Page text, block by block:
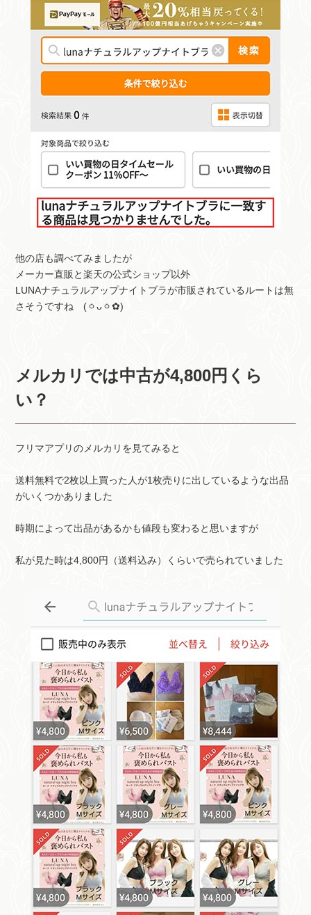
他の店も調べてみましたが
メーカー直販と楽天の公式ショップ以外
LUNAナチュラルアップナイトブラが市販されているルートは無
さそうですね (ㆁᴗㆁ✿)
メルカリでは中古が4,800円くら
い？
フリマアプリのメルカリを見てみると
送料無料で2枚以上買った人が1枚売りに出しているような出品
がいくつかありました
時期によって出品があるかも値段も変わると思いますが
私が見た時は4,800円（送料込み）くらいで売られていました